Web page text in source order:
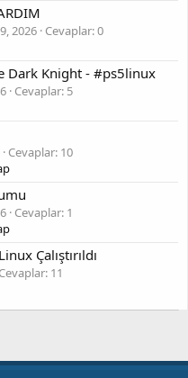
2026 Cevaplar: 0
Dark Knight - #ps5linux
Cevaplar: 5
Cevaplar: 10
Cevaplar: 1
Çalıştırıldı
Cevaplar: 11